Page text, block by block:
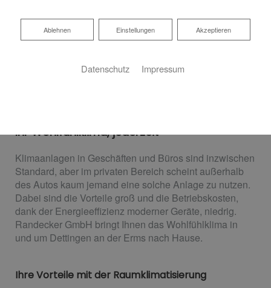
Ihr Wohlfühlklima, jederzeit
Klimaanlagen in Geschäften und Büros sind inzwischen
Standard, aber im privaten Bereich scheint außerhalb
des Autos kaum jemand eine solche Anlage zu nutzen.
Dabei sind die Vorteile groß und die Betriebskosten,
dank der Energieeffizienz moderner Geräte, niedrig.
Randecker GmbH bringt Ihnen das Wohlfühlklima in
und um Dettingen an der Erms nach Hause.
Ihre Vorteile mit der Raumklimatisierung
Akzeptieren
Einstellungen
Ablehnen
Ablehnen
Datenschutz Impressum